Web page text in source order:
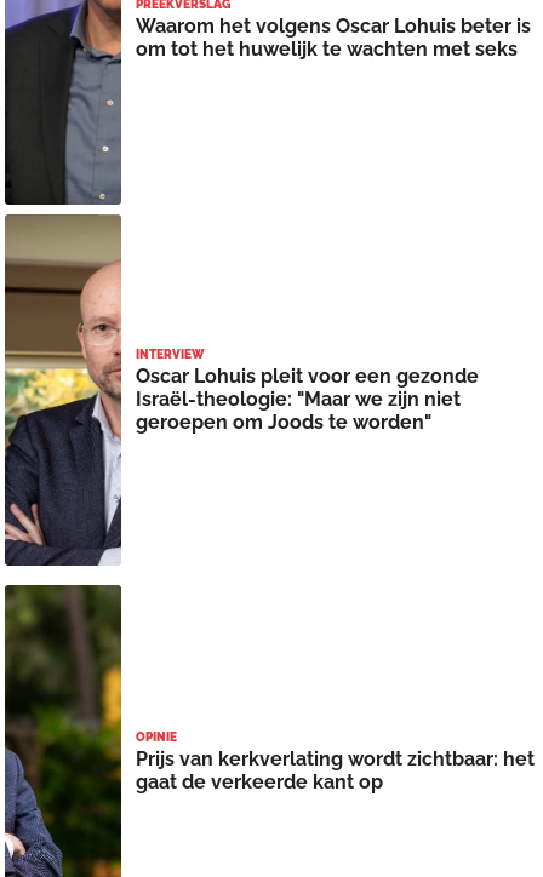
PREEKVERSLAG
Waarom het volgens Oscar Lohuis beter is
om tot het huwelijk te wachten met seks
INTERVIEW
Oscar Lohuis pleit voor een gezonde
Israël-theologie: "Maar we zijn niet
geroepen om Joods te worden"
OPINIE
Prijs van kerkverlating wordt zichtbaar: het
gaat de verkeerde kant op